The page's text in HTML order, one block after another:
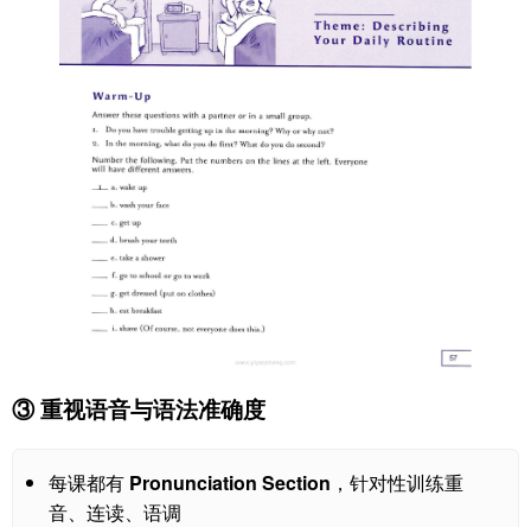
③ 重视语音与语法准确度
每课都有 Pronunciation Section ，针对性训练重
音、连读、语调